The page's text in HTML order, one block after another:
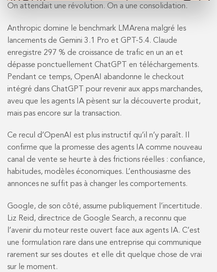
On attendait une révolution. On a une consolidation.
Anthropic domine le benchmark LMArena malgré les
lancements de Gemini 3.1 Pro et GPT-5.4. Claude
enregistre 297 % de croissance de trafic en un an et
dépasse ponctuellement ChatGPT en téléchargements.
Pendant ce temps, OpenAI abandonne le checkout
intégré dans ChatGPT pour revenir aux apps marchandes,
aveu que les agents IA pèsent sur la découverte produit,
mais pas encore sur la transaction.
Ce recul d’OpenAI est plus instructif qu’il n’y paraît. Il
confirme que la promesse des agents IA comme nouveau
canal de vente se heurte à des frictions réelles : confiance,
habitudes, modèles économiques. L’enthousiasme des
annonces ne suffit pas à changer les comportements.
Google, de son côté, assume publiquement l’incertitude.
Liz Reid, directrice de Google Search, a reconnu que
l’avenir du moteur reste ouvert face aux agents IA. C’est
une formulation rare dans une entreprise qui communique
rarement sur ses doutes et elle dit quelque chose de vrai
sur le moment.